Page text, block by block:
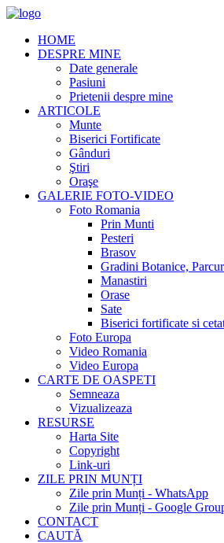
HOME
DESPRE MINE
Date generale
Pasiuni
Prietenii despre mine
ARTICOLE
Munte
Biserici Fortificate
Gânduri
Ştiri
Oraşe
GALERIE FOTO-VIDEO
Foto Romania
Prin Munti
Pesteri
Brasov
Gradini Botanice,
Manastiri
Orase
Sate
Biserici fortificate si
Foto Europa
Video Romania
Video Europa
CARTE DE OASPETI
Semneaza
Vizualizeaza
RESURSE
Harta Site
Copyright
Link-uri
ZILE PRIN MUNȚI
Zile prin Munți - WhatsApp
Zile prin Munți - Google
CONTACT
CAUTĂ